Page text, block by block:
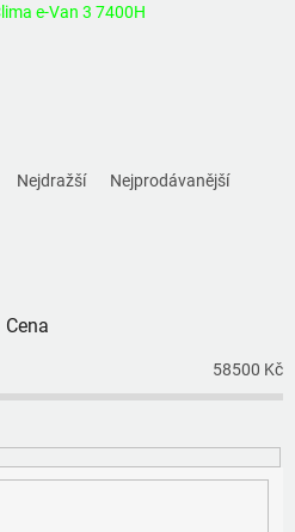
e-Van 3 7400H
Nejdražší Nejprodávanější
Cena
58500 Kč